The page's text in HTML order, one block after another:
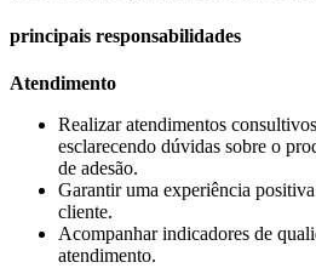
principais responsabilidades
Atendimento
Realizar atendimentos
esclarecendo dúvidas sobre o
de adesão.
Garantir uma experiência
cliente.
Acompanhar indicadores de
atendimento.